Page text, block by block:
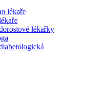
lékaře
lékařky